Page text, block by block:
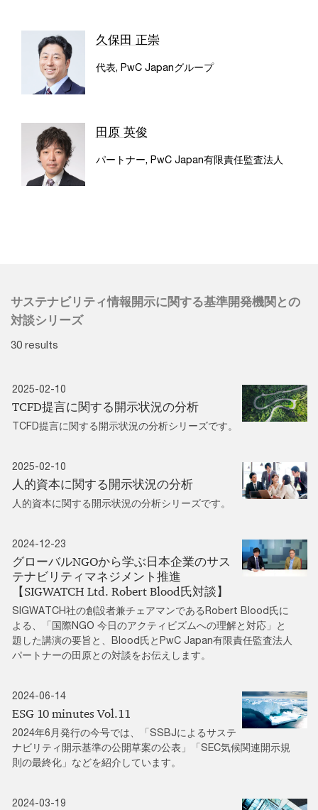
久保田 正崇
代表, PwC Japanグループ
田原 英俊
パートナー, PwC Japan有限責任監査法人
サステナビリティ情報開示に関する基準開発機関との
対談シリーズ
30 results
2025-02-10
TCFD提言に関する開示状況の分析
TCFD提言に関する開示状況の分析シリーズです。
2025-02-10
人的資本に関する開示状況の分析
人的資本に関する開示状況の分析シリーズです。
2024-12-23
グローバルNGOから学ぶ日本企業のサス
テナビリティマネジメント推進
【SIGWATCH Ltd. Robert Blood氏対談】
SIGWATCH社の創設者兼チェアマンであるRobert Blood氏に
よる、「国際NGO 今日のアクティビズムへの理解と対応」と
題した講演の要旨と、Blood氏とPwC Japan有限責任監査法人
パートナーの田原との対談をお伝えします。
2024-06-14
ESG 10 minutes Vol.11
2024年6月発行の今号では、「SSBJによるサステ
ナビリティ開示基準の公開草案の公表」「SEC気候関連開示規
則の最終化」などを紹介しています。
2024-03-19